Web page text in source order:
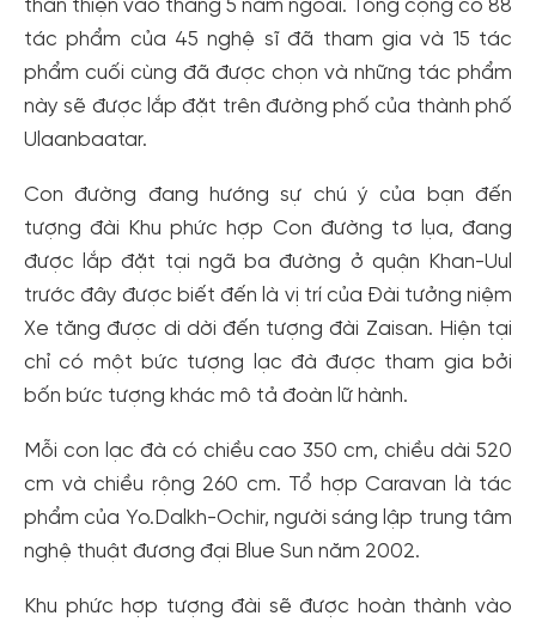
thân thiện vào tháng 5 năm ngoái. Tổng cộng có 88
tác phẩm của 45 nghệ sĩ đã tham gia và 15 tác
phẩm cuối cùng đã được chọn và những tác phẩm
này sẽ được lắp đặt trên đường phố của thành phố
Ulaanbaatar.
Con đường đang hướng sự chú ý của bạn đến
tượng đài Khu phức hợp Con đường tơ lụa, đang
được lắp đặt tại ngã ba đường ở quận Khan-Uul
trước đây được biết đến là vị trí của Đài tưởng niệm
Xe tăng được di dời đến tượng đài Zaisan. Hiện tại
chỉ có một bức tượng lạc đà được tham gia bởi
bốn bức tượng khác mô tả đoàn lữ hành.
Mỗi con lạc đà có chiều cao 350 cm, chiều dài 520
cm và chiều rộng 260 cm. Tổ hợp Caravan là tác
phẩm của Yo.Dalkh-Ochir, người sáng lập trung tâm
nghệ thuật đương đại Blue Sun năm 2002.
Khu phức hợp tượng đài sẽ được hoàn thành vào
Tạo tài khoản nhanh - nhận nhiều ưu